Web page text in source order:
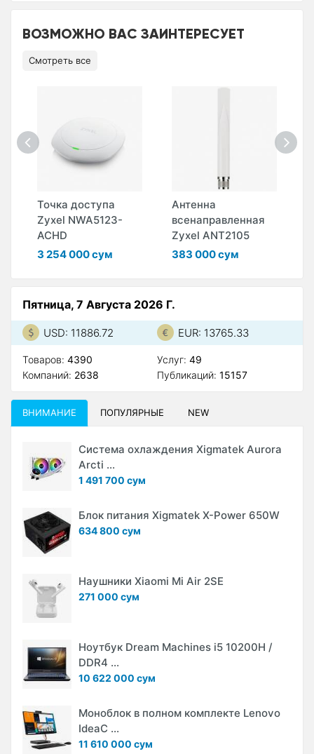
ВОЗМОЖНО ВАС ЗАИНТЕРЕСУЕТ
Смотреть все
Точка доступа
Zyxel NWA5123-
ACHD
3 254 000 сум
Антенна
всенаправленная
Zyxel ANT2105
383 000 сум
Пятница, 7 Августа 2026 Г.
USD: 11886.72 EUR: 13765.33
Товаров: 4390
Компаний: 2638
Услуг: 49
Публикаций: 15157
ВНИМАНИЕ ПОПУЛЯРНЫЕ NEW
Система охлаждения Xigmatek Aurora
Arcti ...
1 491 700 сум
Блок питания Xigmatek X-Power 650W
634 800 сум
Наушники Xiaomi Mi Air 2SE
271 000 сум
Ноутбук Dream Machines i5 10200H /
DDR4 ...
10 622 000 сум
Моноблок в полном комплекте Lenovo
IdeaC ...
11 610 000 сум